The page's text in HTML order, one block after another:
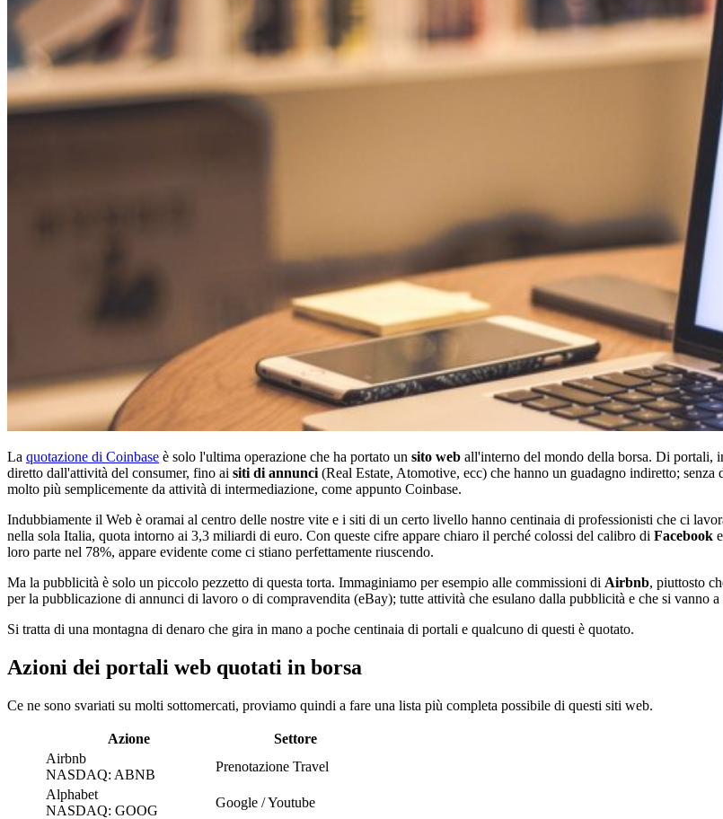
La quotazione di Coinbase è solo l'ultima operazione che ha portato un sito web all'interno del mondo della borsa. Di portali,
diretto dall'attività del consumer, fino ai siti di annunci (Real Estate, Atomotive, ecc) che hanno un guadagno indiretto;
molto più semplicemente da attività di intermediazione, come appunto Coinbase.
Indubbiamente il Web è oramai al centro delle nostre vite e i siti di un certo livello hanno centinaia di professionisti che ci
nella sola Italia, quota intorno ai 3,3 miliardi di euro. Con queste cifre appare chiaro il perché colossi del calibro di Facebook e
loro parte nel 78%, appare evidente come ci stiano perfettamente riuscendo.
Ma la pubblicità è solo un piccolo pezzetto di questa torta. Immaginiamo per esempio alle commissioni di Airbnb, piuttosto
per la pubblicazione di annunci di lavoro o di compravendita (eBay); tutte attività che esulano dalla pubblicità e che si vanno a
Si tratta di una montagna di denaro che gira in mano a poche centinaia di portali e qualcuno di questi è quotato.
Azioni dei portali web quotati in borsa
Ce ne sono svariati su molti sottomercati, proviamo quindi a fare una lista più completa possibile di questi siti web.
Azione
Settore
Airbnb
NASDAQ: ABNB
Prenotazione Travel
Alphabet
NASDAQ: GOOG
Google / Youtube